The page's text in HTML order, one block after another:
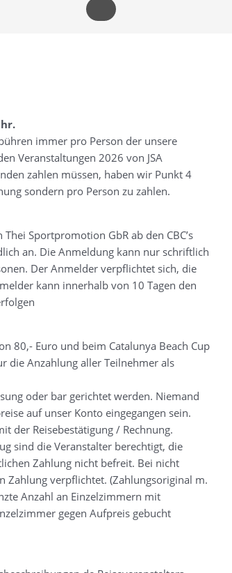
immer pro Person der unsere
Veranstaltungen 2026 von JSA
zahlen müssen, haben wir Punkt 4
sondern pro Person zu zahlen.
Sportpromotion GbR ab den CBC’s
an. Die Anmeldung kann nur schriftlich
Der Anmelder verpflichtet sich, die
kann innerhalb von 10 Tagen den
80,- Euro und beim Catalunya Beach Cup
die Anzahlung aller Teilnehmer als
oder bar gerichtet werden. Niemand
auf unser Konto eingegangen sein.
der Reisebestätigung / Rechnung.
sind die Veranstalter berechtigt, die
Zahlung nicht befreit. Bei nicht
Zahlung verpflichtet. (Zahlungsoriginal m.
Anzahl an Einzelzimmern mit
gegen Aufpreis gebucht